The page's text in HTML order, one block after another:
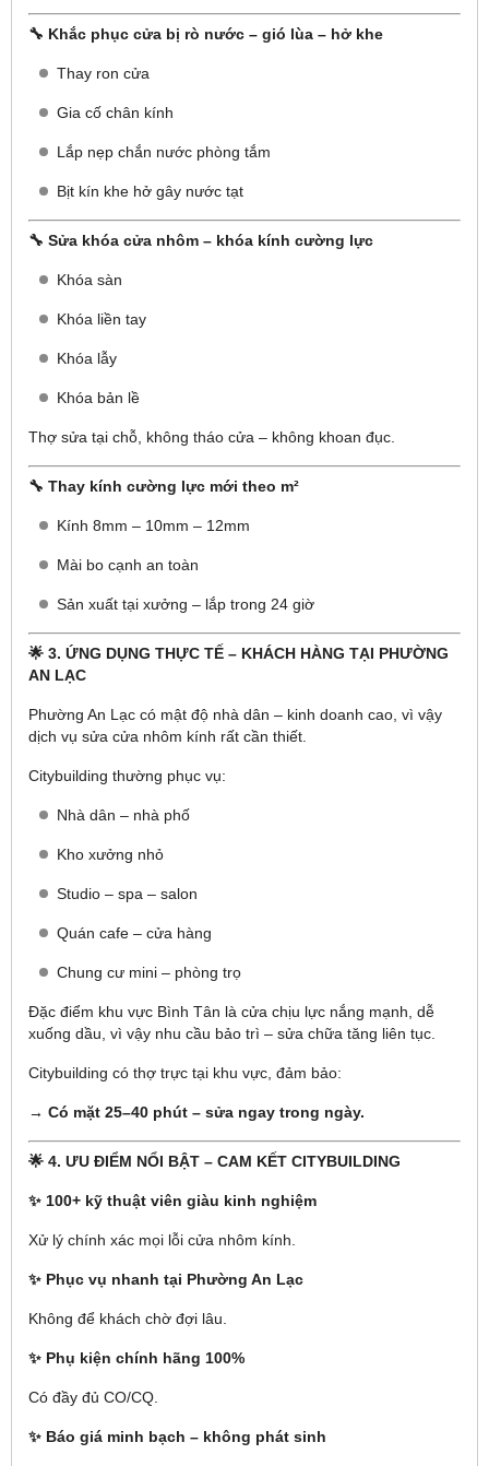
🔧 Khắc phục cửa bị rò nước – gió lùa – hở khe
Thay ron cửa
Gia cố chân kính
Lắp nẹp chắn nước phòng tắm
Bịt kín khe hở gây nước tạt
🔧 Sửa khóa cửa nhôm – khóa kính cường lực
Khóa sàn
Khóa liền tay
Khóa lẫy
Khóa bản lề
Thợ sửa tại chỗ, không tháo cửa – không khoan đục.
🔧 Thay kính cường lực mới theo m²
Kính 8mm – 10mm – 12mm
Mài bo cạnh an toàn
Sản xuất tại xưởng – lắp trong 24 giờ
🌟 3. ỨNG DỤNG THỰC TẾ – KHÁCH HÀNG TẠI PHƯỜNG
AN LẠC
Phường An Lạc có mật độ nhà dân – kinh doanh cao, vì vậy
dịch vụ sửa cửa nhôm kính rất cần thiết.
Citybuilding thường phục vụ:
Nhà dân – nhà phố
Kho xưởng nhỏ
Studio – spa – salon
Quán cafe – cửa hàng
Chung cư mini – phòng trọ
Đặc điểm khu vực Bình Tân là cửa chịu lực nắng mạnh, dễ
xuống dầu, vì vậy nhu cầu bảo trì – sửa chữa tăng liên tục.
Citybuilding có thợ trực tại khu vực, đảm bảo:
→ Có mặt 25–40 phút – sửa ngay trong ngày.
🌟 4. ƯU ĐIỂM NỔI BẬT – CAM KẾT CITYBUILDING
✨ 100+ kỹ thuật viên giàu kinh nghiệm
Xử lý chính xác mọi lỗi cửa nhôm kính.
✨ Phục vụ nhanh tại Phường An Lạc
Không để khách chờ đợi lâu.
✨ Phụ kiện chính hãng 100%
Có đầy đủ CO/CQ.
✨ Báo giá minh bạch – không phát sinh